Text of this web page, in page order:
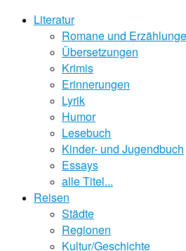
Literatur
Romane und
Übersetzungen
Krimis
Erinnerungen
Lyrik
Humor
Lesebuch
Kinder- und Jugendbuch
Essays
alle Titel...
Reisen
Städte
Regionen
Kultur/Geschichte